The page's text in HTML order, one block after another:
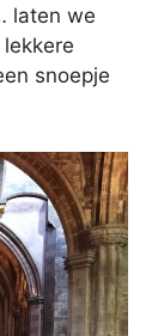
laten we
snoepje